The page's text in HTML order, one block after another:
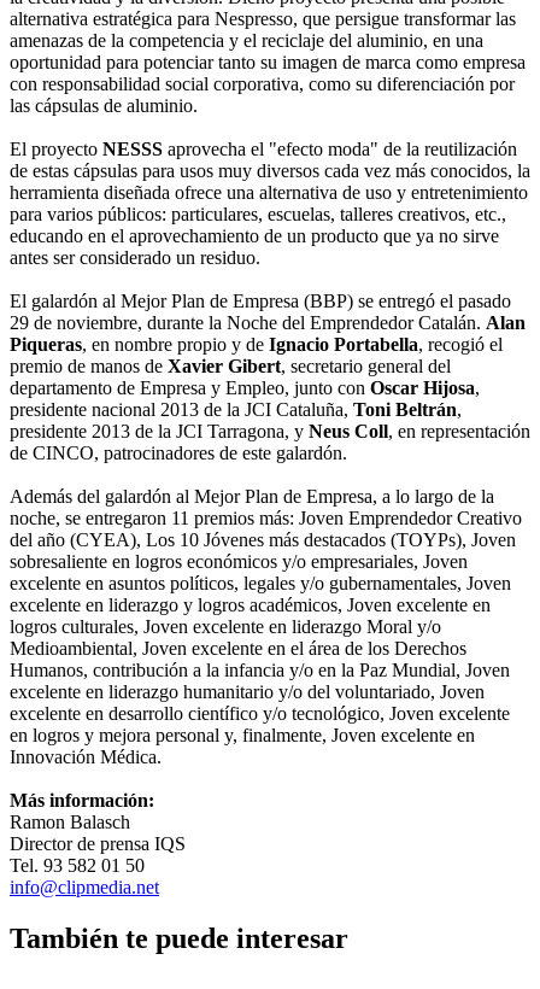
alternativa estratégica para Nespresso, que persigue transformar las
amenazas de la competencia y el reciclaje del aluminio, en una
oportunidad para potenciar tanto su imagen de marca como empresa
con responsabilidad social corporativa, como su diferenciación por
las cápsulas de aluminio.
El proyecto NESSS aprovecha el "efecto moda" de la reutilización
de estas cápsulas para usos muy diversos cada vez más conocidos, la
herramienta diseñada ofrece una alternativa de uso y entretenimiento
para varios públicos: particulares, escuelas, talleres creativos, etc.,
educando en el aprovechamiento de un producto que ya no sirve
antes ser considerado un residuo.
El galardón al Mejor Plan de Empresa (BBP) se entregó el pasado
29 de noviembre, durante la Noche del Emprendedor Catalán. Alan
Piqueras, en nombre propio y de Ignacio Portabella, recogió el
premio de manos de Xavier Gibert, secretario general del
departamento de Empresa y Empleo, junto con Oscar Hijosa,
presidente nacional 2013 de la JCI Cataluña, Toni Beltrán,
presidente 2013 de la JCI Tarragona, y Neus Coll, en representación
de CINCO, patrocinadores de este galardón.
Además del galardón al Mejor Plan de Empresa, a lo largo de la
noche, se entregaron 11 premios más: Joven Emprendedor Creativo
del año (CYEA), Los 10 Jóvenes más destacados (TOYPs), Joven
sobresaliente en logros económicos y/o empresariales, Joven
excelente en asuntos políticos, legales y/o gubernamentales, Joven
excelente en liderazgo y logros académicos, Joven excelente en
logros culturales, Joven excelente en liderazgo Moral y/o
Medioambiental, Joven excelente en el área de los Derechos
Humanos, contribución a la infancia y/o en la Paz Mundial, Joven
excelente en liderazgo humanitario y/o del voluntariado, Joven
excelente en desarrollo científico y/o tecnológico, Joven excelente
en logros y mejora personal y, finalmente, Joven excelente en
Innovación Médica.
Más información:
Ramon Balasch
Director de prensa IQS
Tel. 93 582 01 50
info@clipmedia.net
También te puede interesar